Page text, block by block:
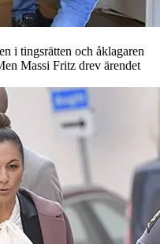
i tingsrätten och åklagaren
Massi Fritz drev ärendet